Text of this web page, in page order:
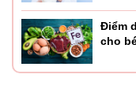
Điểm
cho